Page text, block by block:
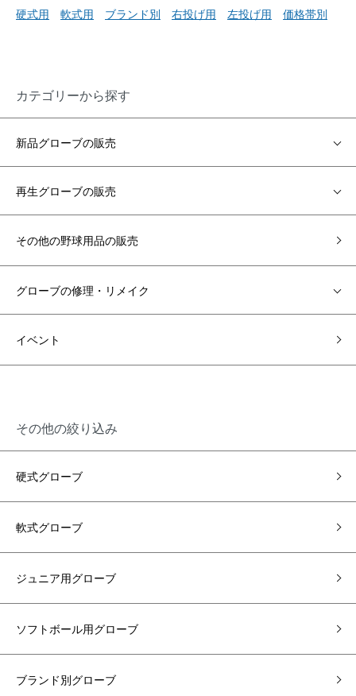
硬式用
軟式用 ブランド別 右投げ用 左投げ用 価格帯別
カテゴリーから探す
新品グローブの販売
再生グローブの販売
その他の野球用品の販売
グローブの修理・リメイク
イベント
その他の絞り込み
硬式グローブ
軟式グローブ
ジュニア用グローブ
ソフトボール用グローブ
ブランド別グローブ